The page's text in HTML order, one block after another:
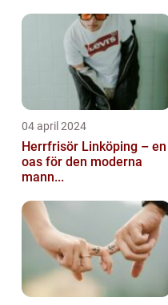
04 april 2024
Herrfrisör Linköping – en
oas för den moderna
mann...